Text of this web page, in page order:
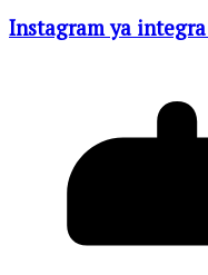
Instagram ya